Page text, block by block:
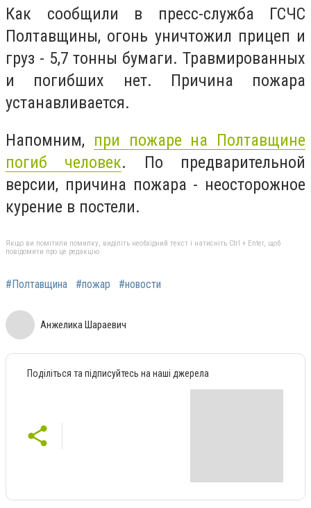
Как сообщили в пресс-служба ГСЧС
Полтавщины, огонь уничтожил прицеп и
груз - 5,7 тонны бумаги. Травмированных
и погибших нет. Причина пожара
устанавливается.
Напомним, при пожаре на Полтавщине
погиб человек. По предварительной
версии, причина пожара - неосторожное
курение в постели.
Якщо ви помітили помилку, виділіть необхідний текст і натисніть Ctrl + Enter, щоб
повідомити про це редакцію
#Полтавщина #пожар #новости
Анжелика Шараевич
Поділіться та підписуйтесь на наші джерела